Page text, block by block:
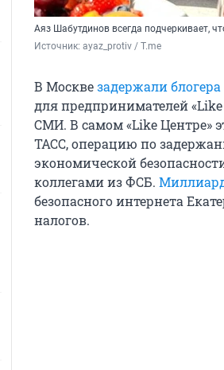
Аяз Шабутдинов всегда подчеркивает,
Источник: ayaz_protiv / T.me
В Москвезадержали
для предпринимателей
СМИ. В самом «Like
ТАСС, операцию по
экономической
коллегами из ФСБ.
безопасного интернета
налогов.